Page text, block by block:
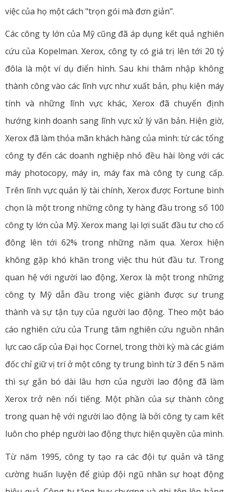
việc của họ một cách "trọn gói mà đơn giản".
Các công ty lớn của Mỹ cũng đã áp dụng kết quả nghiên
cứu của Kopelman. Xerox, công ty có giá trị lên tới 20 tỷ
đôla là một ví dụ điển hình. Sau khi thâm nhập không
thành công vào các lĩnh vực như xuất bản, phụ kiện máy
tính và những lĩnh vực khác, Xerox đã chuyển định
hướng kinh doanh sang lĩnh vực xử lý văn bản. Hiện giờ,
Xerox đã làm thỏa mãn khách hàng của mình: từ các tổng
công ty đến các doanh nghiệp nhỏ đều hài lòng với các
máy photocopy, máy in, máy fax mà công ty cung cấp.
Trên lĩnh vực quản lý tài chính, Xerox được Fortune bình
chọn là một trong những công ty hàng đầu trong số 100
công ty lớn của Mỹ. Xerox mang lại lợi suất đầu tư cho cổ
đông lên tới 62% trong những năm qua. Xerox hiện
không gặp khó khăn trong việc thu hút đầu tư. Trong
quan hệ với người lao động, Xerox là một trong những
công ty Mỹ dẫn đầu trong việc giành được sự trung
thành và sự tận tụy của người lao động. Theo một báo
cáo nghiên cứu của Trung tâm nghiên cứu nguồn nhân
lực cao cấp của Đại học Cornel, trong thời kỳ mà các giám
đốc chỉ giữ vị trí ở một công ty trung bình từ 3 đến 5 năm
thì sự gắn bó dài lâu hơn của người lao động đã làm
Xerox trở nên nổi tiếng. Một phần của sự thành công
trong quan hệ với người lao động là bởi công ty cam kết
luôn cho phép người lao động thực hiện quyền của mình.
Từ năm 1995, công ty tạo ra các đội tự quản và tăng
cường huấn luyện để giúp đội ngũ nhân sự hoạt động